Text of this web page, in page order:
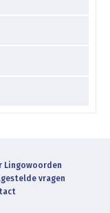
Lingowoorden
vragen